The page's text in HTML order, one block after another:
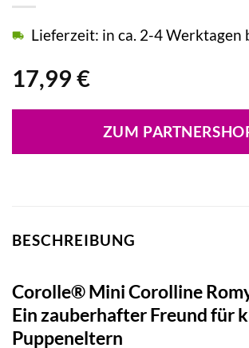
17,99 €
Lieferzeit: in ca. 2-4 Werktagen
ZUM
BESCHREIBUNG
Corolle® Mini Corolline
Ein zauberhafter Freund für
Puppeneltern